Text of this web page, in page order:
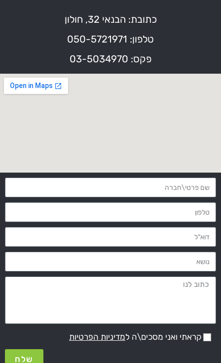
כתובת: הבנאי 32, חולון
טלפון: 050-5721971
פקס: 03-5034970
קראתי ואני מסכים\ה למדיניות הפרטיות
שלח